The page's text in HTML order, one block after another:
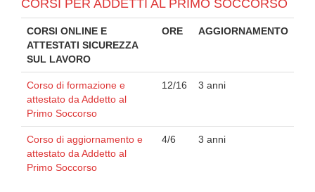
CORSI PER ADDETTI AL PRIMO SOCCORSO
CORSI ONLINE E
ATTESTATI SICUREZZA
SUL LAVORO
ORE AGGIORNAMENTO
Corso di formazione e
attestato da Addetto al
Primo Soccorso
12/16 3 anni
Corso di aggiornamento e
attestato da Addetto al
Primo Soccorso
4/6 3 anni